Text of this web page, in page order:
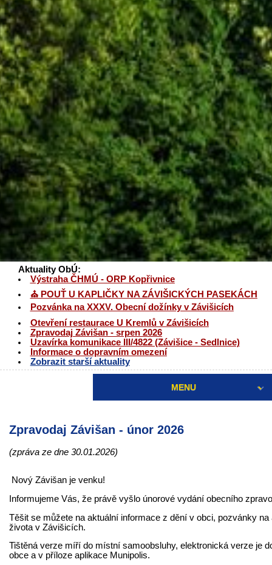
Aktuality ObÚ:
Výstraha ČHMÚ - ORP Kopřivnice
⛪ POUŤ U KAPLIČKY NA ZÁVIŠICKÝCH PASEKÁCH
Pozvánka na XXXV. Obecní dožínky v Závišicích
Otevření restaurace U Kremlů v Závišicích
Zpravodaj Závišan - srpen 2026
Uzavírka komunikace III/4822 (Závišice - Sedlnice)
Informace o dopravním omezení
Zobrazit starší aktuality
MENU
Zpravodaj Závišan - únor 2026
(zpráva ze dne 30.01.2026)
Nový Závišan je venku!
Informujeme Vás, že právě vyšlo únorové vydání obecního
Těšit se můžete na aktuální informace z dění v obci, pozvánky
života v Závišicích.
Tištěná verze míří do místní samoobsluhy, elektronická verze je
obce a v příloze aplikace Munipolis.